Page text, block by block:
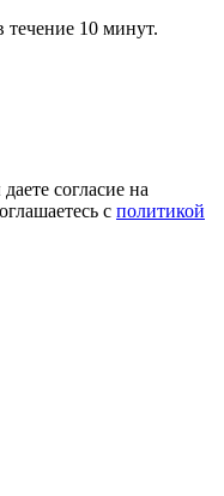
10 минут.
согласие на
c политикой